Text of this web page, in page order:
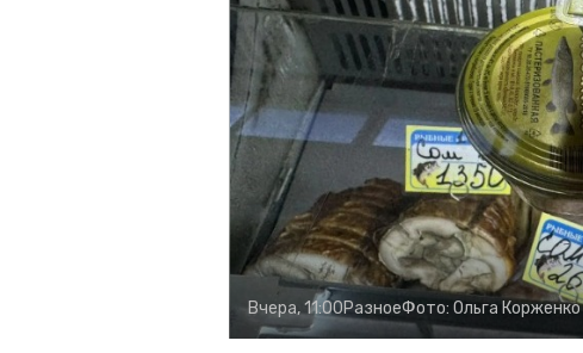
Вчера, 11:00РазноеФото: Ольга Корженко